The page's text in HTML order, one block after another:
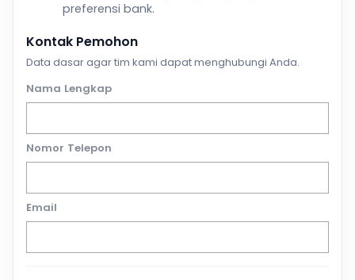
preferensi bank.
Kontak Pemohon
Data dasar agar tim kami dapat menghubungi Anda.
Nama Lengkap
Nomor Telepon
Email